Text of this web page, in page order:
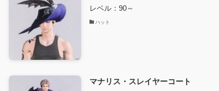
レベル：90～
ハット
マナリス・スレイヤーコート